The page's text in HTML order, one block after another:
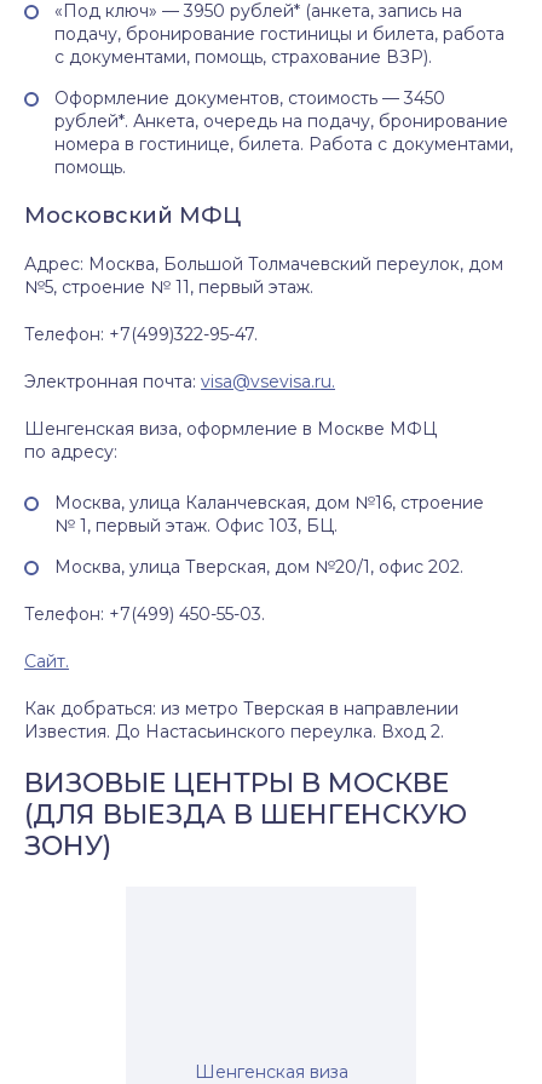
«Под ключ» — 3950 рублей* (анкета, запись на
подачу, бронирование гостиницы и билета, работа
с документами, помощь, страхование ВЗР).
Оформление документов, стоимость — 3450
рублей*. Анкета, очередь на подачу, бронирование
номера в гостинице, билета. Работа с документами,
помощь.
Московский МФЦ
Адрес: Москва, Большой Толмачевский переулок, дом
№5, строение № 11, первый этаж.
Телефон: +7(499)322-95-47.
Электронная почта: visa@vsevisa.ru.
Шенгенская виза, оформление в Москве МФЦ
по адресу:
Москва, улица Каланчевская, дом №16, строение
№ 1, первый этаж. Офис 103, БЦ.
Москва, улица Тверская, дом №20/1, офис 202.
Телефон: +7(499) 450-55-03.
Сайт.
Как добраться: из метро Тверская в направлении
Известия. До Настасьинского переулка. Вход 2.
ВИЗОВЫЕ ЦЕНТРЫ В МОСКВЕ
(ДЛЯ ВЫЕЗДА В ШЕНГЕНСКУЮ
ЗОНУ)
Шенгенская виза